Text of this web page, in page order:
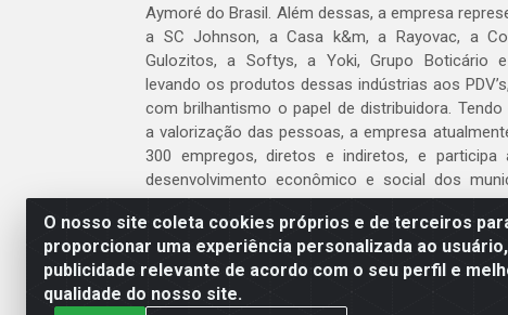
O nosso site coleta cookies próprios e de terceiros
proporcionar uma experiência personalizada ao
publicidade relevante de acordo com o seu perfil e
qualidade do nosso site.
Aymoré do Brasil. Além dessas, a empresa
a SC Johnson, a Casa k&m, a Rayovac, a
Gulozitos, a Softys, a Yoki, Grupo Boticário
levando os produtos dessas indústrias aos
com brilhantismo o papel de distribuidora.
a valorização das pessoas, a empresa
300 empregos, diretos e indiretos, e participa
desenvolvimento econômico e social dos
atua.
Venha fazer parte do nosso time!
Clique aqui